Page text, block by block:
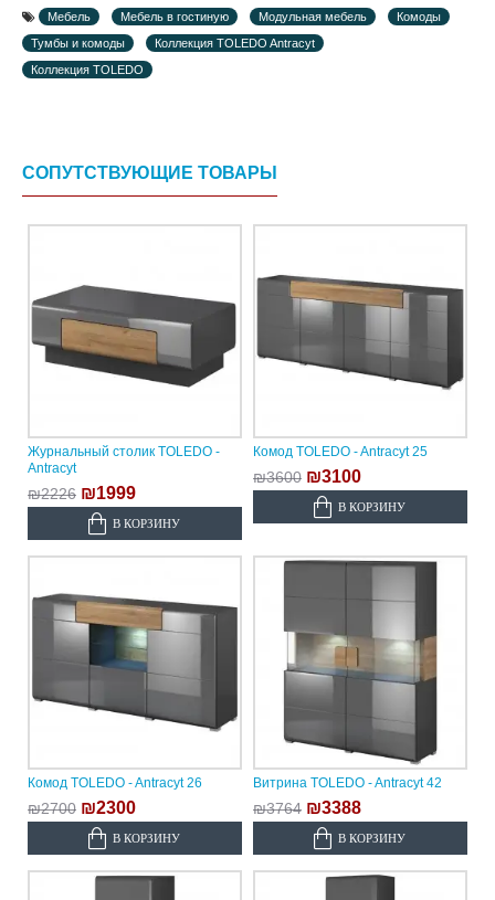
Мебель Мебель в гостиную Модульная мебель
Комоды
Тумбы и комоды
Коллекция TOLEDO Antracyt
Коллекция TOLEDO
СОПУТСТВУЮЩИЕ ТОВАРЫ
Журнальный столик TOLEDO -
Antracyt
₪2226 ₪1999
В КОРЗИНУ
Комод TOLEDO - Antracyt 25
₪3600 ₪3100
В КОРЗИНУ
Комод TOLEDO - Antracyt 26
₪2700 ₪2300
В КОРЗИНУ
Витрина TOLEDO - Antracyt 42
₪3764 ₪3388
В КОРЗИНУ